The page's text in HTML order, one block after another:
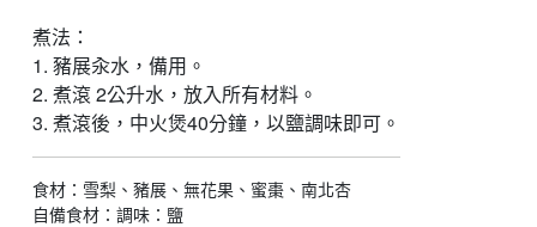
煮法：
1. 豬展汆水，備用。
2. 煮滾 2公升水，放入所有材料。
3. 煮滾後，中火煲40分鐘，以鹽調味即可。
食材：雪梨、豬展、無花果、蜜棗、南北杏
自備食材：調味：鹽